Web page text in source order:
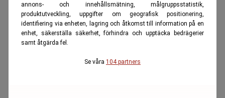
annons- och innehållsmätning, målgruppsstatistik,
produktutveckling, uppgifter om geografisk positionering,
identifiering via enheten, lagring och åtkomst till information på en
enhet, säkerställa säkerhet, förhindra och upptäcka bedrägerier
samt åtgärda fel.
Se våra 104 partners